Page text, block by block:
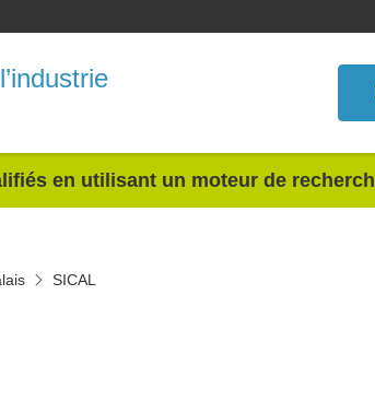
en utilisant un moteur de
SICAL